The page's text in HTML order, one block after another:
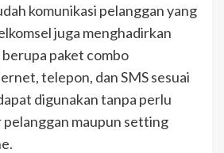
komunikasi pelanggan yang
juga menghadirkan
paket combo
telepon, dan SMS sesuai
digunakan tanpa perlu
maupun setting